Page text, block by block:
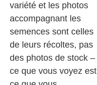
variété et les photos
accompagnant les
semences sont celles
de leurs récoltes, pas
des photos de stock –
ce que vous voyez est